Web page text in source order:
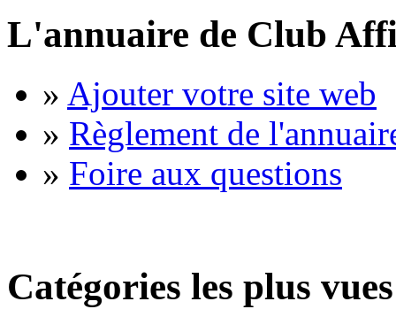
L'annuaire de Club
» Ajouter votre site web
» Règlement de
» Foire aux questions
Catégories les plus vues